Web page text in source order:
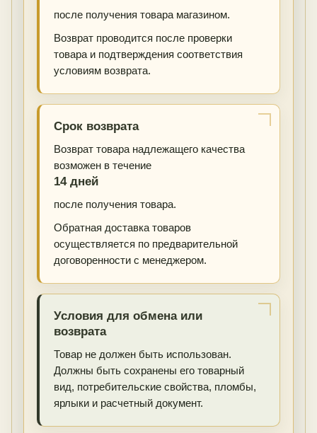
после получения товара магазином.
Возврат проводится после проверки
товара и подтверждения соответствия
условиям возврата.
Срок возврата
Возврат товара надлежащего качества
возможен в течение
14 дней
после получения товара.
Обратная доставка товаров
осуществляется по предварительной
договоренности с менеджером.
Условия для обмена или
возврата
Товар не должен быть использован.
Должны быть сохранены его товарный
вид, потребительские свойства, пломбы,
ярлыки и расчетный документ.